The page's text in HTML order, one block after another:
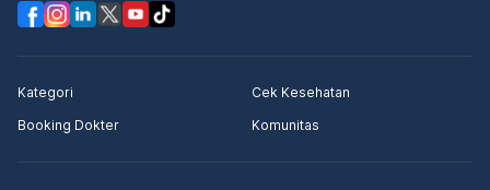
Kategori
Cek Kesehatan
Booking Dokter
Komunitas